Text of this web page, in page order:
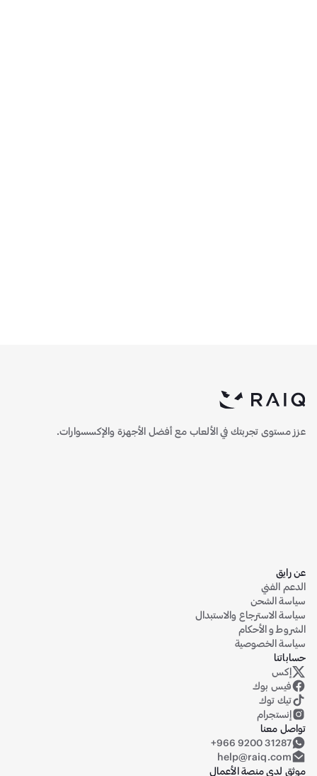
عزز مستوى تجربتك في الألعاب مع أفضل الأجهزة والإكسسوارات.
عن رايق
الدعم الفني
سياسة الشحن
سياسة الاسترجاع والاستبدال
الشروط و الأحكام
سياسة الخصوصية
حساباتنا
حساب رايق على منصة إكس (تويتر سابقاً)
إكس
فيس بوك
تيك توك
إنستجرام
تواصل معنا
+966 9200 31287
help@raiq.com
موثق لدى منصة الأعمال